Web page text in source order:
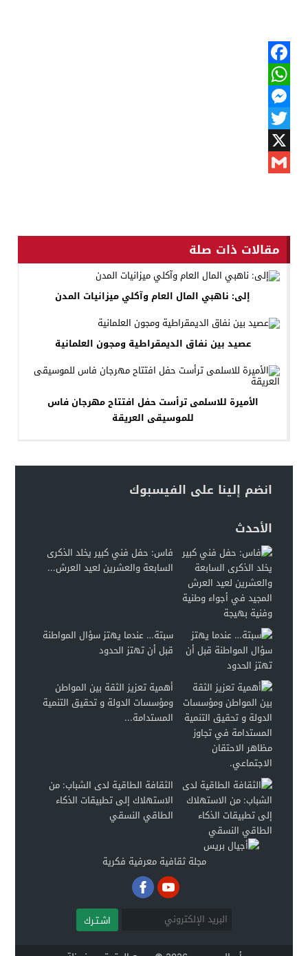
Facebook
WhatsApp
Messenger
Twitter
X
مقالات ذات صلة
إلى: ناهبي المال العام وآكلي ميزانيات المدن
عصيد بين نفاق الديمقراطية ومجون العلمانية
الأميرة للاسلمى ترأست حفل افتتاح مهرجان فاس
للموسيقى العريقة
انضم إلينا على الفيسبوك
الأحدث
فاس: حفل فني كبير يخلد الذكرى
السابعة والعشرين لعيد العرش...
سبتة… عندما يهتز سؤال المواطنة
قبل أن تهتز الحدود
أهمية تعزيز الثقة بين المواطن
ومؤسسات الدولة و تحقيق التنمية
المستدامة...
الثقافة الطاقية لدى الشباب: من
الاستهلاك إلى تطبيقات الذكاء
الطاقي النسقي
مجلة ثقافية معرفية فكرية
اشـتـرك